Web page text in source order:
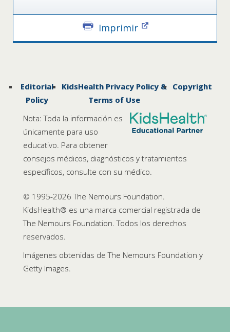
Imprimir
Editorial
Policy
KidsHealth Privacy Policy &
Terms of Use
Copyright
Nota: Toda la información es
únicamente para uso
educativo. Para obtener
consejos médicos, diagnósticos y tratamientos
específicos, consulte con su médico.
© 1995-2026 The Nemours Foundation.
KidsHealth® es una marca comercial registrada de
The Nemours Foundation. Todos los derechos
reservados.
Imágenes obtenidas de The Nemours Foundation y
Getty Images.